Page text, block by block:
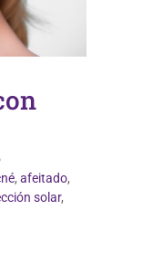
, afeitado,
solar,